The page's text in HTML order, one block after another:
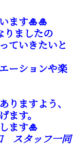
ます🎍🎍
りましたの
ていきたいと
ーションや楽
りますよう、
ます。
ます🎍
スタッフ一同